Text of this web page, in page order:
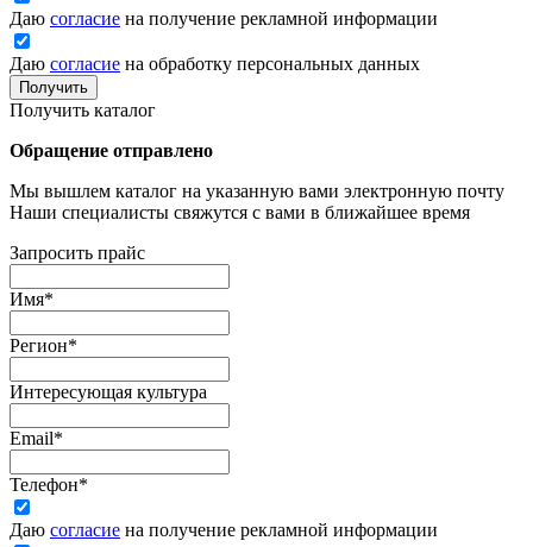
Даю согласие на получение рекламной информации
Даю согласие на обработку персональных данных
Получить
Получить каталог
Обращение отправлено
Мы вышлем каталог на указанную вами электронную почту
Наши специалисты свяжутся с вами в ближайшее время
Запросить прайс
Имя*
Регион*
Интересующая культура
Email*
Телефон*
Даю согласие на получение рекламной информации